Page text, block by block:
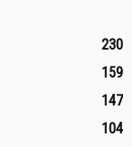
230
159
147
104